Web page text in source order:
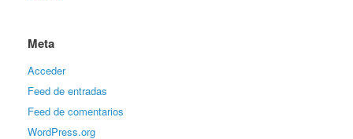
Meta
Acceder
Feed de entradas
Feed de comentarios
WordPress.org